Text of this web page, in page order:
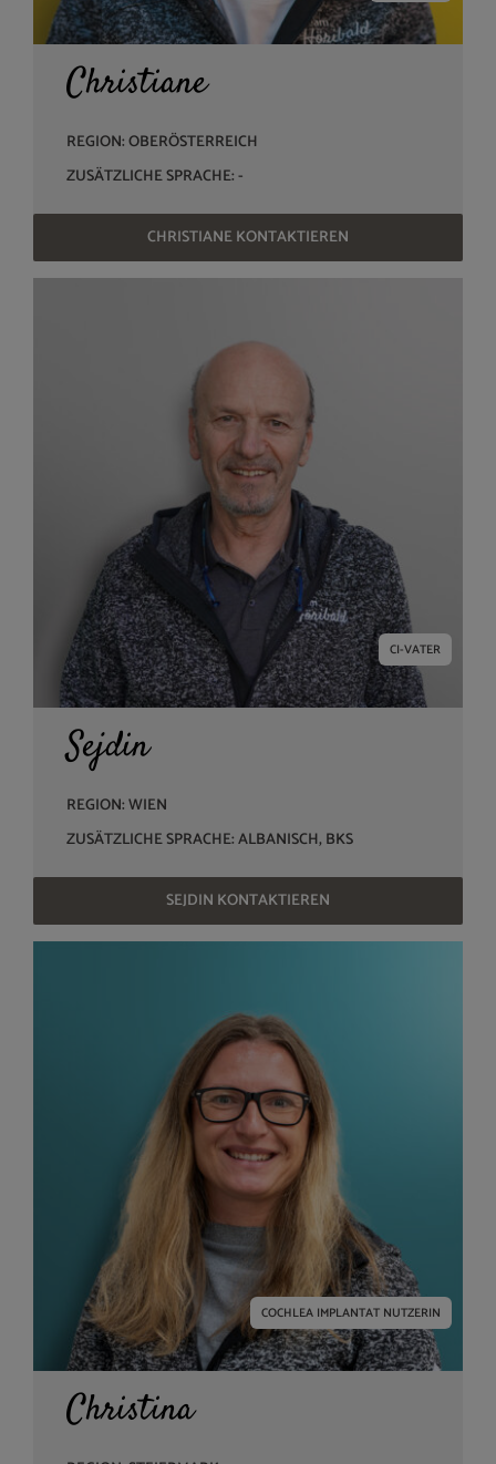
Christiane
REGION: OBERÖSTERREICH
ZUSÄTZLICHE SPRACHE: -
CHRISTIANE KONTAKTIEREN
CI-VATER
Sejdin
REGION: WIEN
ZUSÄTZLICHE SPRACHE: ALBANISCH, BKS
SEJDIN KONTAKTIEREN
COCHLEA IMPLANTAT NUTZERIN
Christina